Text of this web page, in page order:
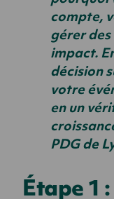
compte,
gérer
impact.
décision
votre
en un
PDG de
Étape 1